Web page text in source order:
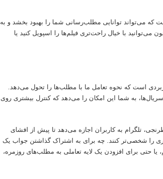
که می‌تواند توانایی مطلب‌رسانی شما را بهبود بخشد و به
با خیال راحت‌تری فیلم‌ها را اسپویل کنید یا
است که نحوه تعامل ما با مطلب‌ها را تحول می‌دهد.
به شما این امکان را می‌دهد که کنترل بیشتری روی
تلگرام به کاربران اجازه می‌دهد تا پیش از افشای
را شخصی‌تر کنند. چه برای به اشتراک گذاشتن جواب یک
یا حتی برای افزودن یک لایه تعاملی به مطلب‌های روزمره،